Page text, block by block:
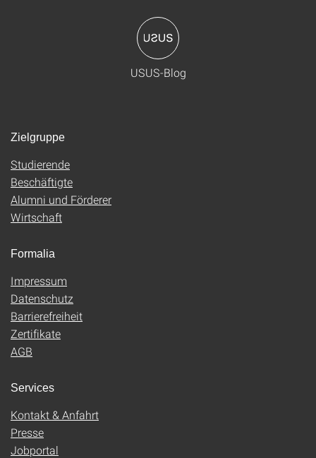
USUS-Blog
Zielgruppe
Studierende
Beschäftigte
Alumni und Förderer
Wirtschaft
Formalia
Impressum
Datenschutz
Barrierefreiheit
Zertifikate
AGB
Services
Kontakt & Anfahrt
Presse
Jobportal